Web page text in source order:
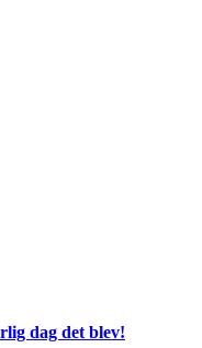
dag det blev!